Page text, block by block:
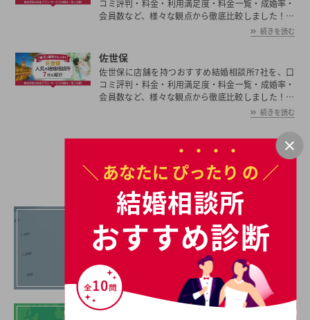
コミ評判・料金・利用満足度・料金一覧・成婚率・
会員数など、様々な観点から徹底比較しました！長
崎県の平均初婚年齢は、男性が29.5歳、女性が28.1
歳と男女共に日本全国の平均初婚年齢と比べ低い。
あなたの年収や職業、ご希望に沿った理想の相手を
長崎県で見つけたいとお考えの方は是非ご覧くださ
い。
続きを読む
佐世保
佐世保に店舗を持つおすすめ結婚相談所7社を、口
コミ評判・料金・利用満足度・料金一覧・成婚率・
会員数など、様々な観点から徹底比較しました！佐
世保の平均初婚年齢は、男性が29.5歳、女性が28.1
歳と男女共に日本全国の平均初婚年齢と比べ低い。
佐世保で見つけたいとお考えの方は是非ご覧くださ
続きを読む
結婚相談所を探す
まずはお試し！
あなたに合う結婚相談所を
＼ あなたに ぴったり の ／
結婚相談所
おすすめ診断